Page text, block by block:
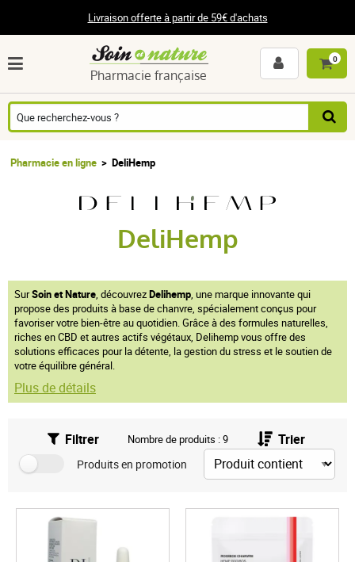
Livraison offerte à partir de 59€ d'achats
Pharmacie française
0
Pharmacie en ligne DeliHemp
DeliHemp
SurSoin et Nature, découvrezDelihemp, une marque innovante qui
propose des produits à base de chanvre, spécialement conçus pour
favoriser votre bien-être au quotidien. Grâce à des formules naturelles,
riches en CBD et autres actifs végétaux, Delihemp vous offre des
solutions efficaces pour la détente, la gestion du stress et le soutien de
votre équilibre général.
Plus de détails
Filtrer Nombre de produits : 9 Trier
Produits en promotion